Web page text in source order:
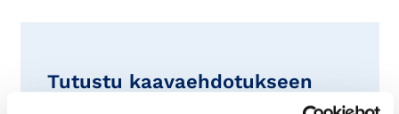
Tutustu kaavaehdotukseen